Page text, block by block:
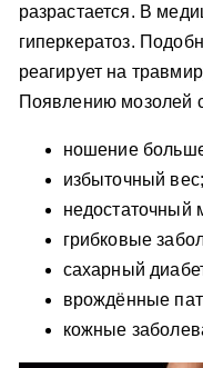
разрастается. В
гиперкератоз.
реагирует на
Появлению мозолей
ношение
избыточный вес;
недостаточный
грибковые
сахарный
врождённые
кожные